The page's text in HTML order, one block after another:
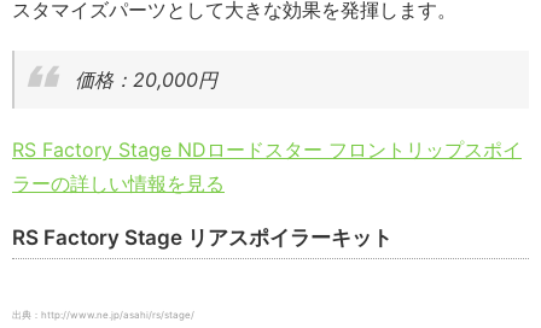
スタマイズパーツとして大きな効果を発揮します。
価格：20,000円
RS Factory Stage NDロードスター フロントリップスポイ
ラーの詳しい情報を見る
RS Factory Stage リアスポイラーキット
出典：http://www.ne.jp/asahi/rs/stage/